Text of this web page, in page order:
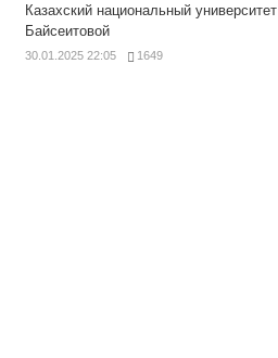
Казахский национальный
Байсеитовой
30.01.2025 22:05 1649